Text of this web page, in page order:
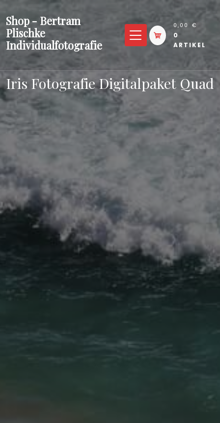
Inhalt
springen
Shop - Bertram
Plischke
Individualfotografie
0,00 €
0
ARTIKEL
Iris Fotografie Digitalpaket Quad